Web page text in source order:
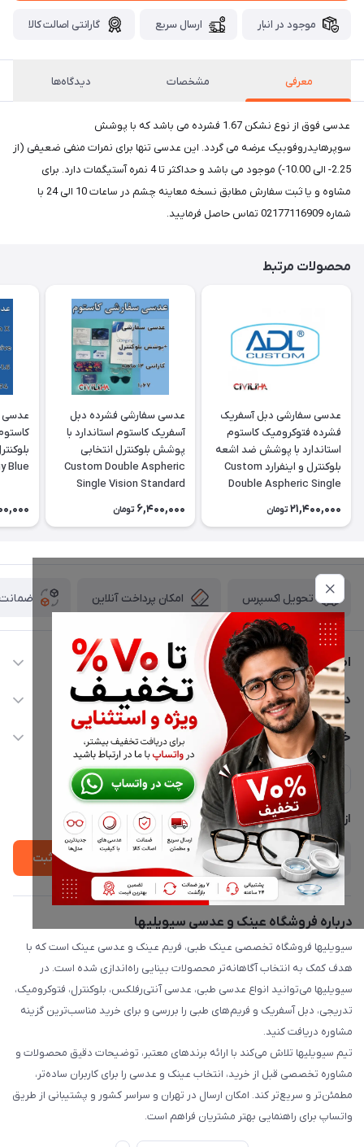
موجود در انبار ارسال سریع گارانتی اصالت کالا
معرفی مشخصات دیدگاه‌ها
عدسی فوق از نوع نشکن 1.67 فشرده می باشد که با پوشش
سوپرهایدروفوبیک عرضه می گردد. این عدسی تنها برای نمرات منفی ضعیفی (از
2.25- الی 10.00-) موجود می باشد و حداکثر تا 4 نمره آستیگمات دارد. برای
مشاوه و یا ثبت سفارش مطابق نسخه معاینه چشم در ساعات 10 الی 24 با
شماره 02177116909 تماس حاصل فرمایید.
محصولات مرتبط
عدسی سفارشی دبل آسفریک
فشرده فتوکرومیک کاستوم
استاندارد با پوشش ضد اشعه
بلوکنترل و اینفرارد Custom
Double Aspheric Single
Vision Standard 1.67
Photocromic Spin-Coated
21,400,000 تومان
عدسی سفارشی فشرده دبل
آسفریک کاستوم استاندارد با
پوشش بلوکنترل انتخابی
Custom Double Aspheric
Single Vision Standard
1.67 Organic
6,400,000 تومان
عدسی
Blue
تحویل اکسپرس امکان پرداخت آنلاین ضمانت
اطلاعات تماس
02177116909
info@civiliha.com
ارسال فوری در تهران + ارسال به سراسر کشور
دسترسی سریع
حساب کاربری
مجله فروشگاه
لیست محصولات
درباره ما
خدمات مشتریان
حریم خصوصی
پشتیبانی واتساپ 09397003162
از جدید‌ترین تخفیف‌ها با‌ خبر شوید
ثبت
درباره فروشگاه عینک و عدسی سیویلیها
سیویلیها فروشگاه تخصصی عینک طبی، فریم عینک و عدسی عینک است که با
هدف کمک به انتخاب آگاهانه‌تر محصولات بینایی راه‌اندازی شده است. در
سیویلیها می‌توانید انواع عدسی طبی، عدسی آنتی‌رفلکس، بلوکنترل، فتوکرومیک،
تدریجی، دبل آسفریک و فریم‌های طبی را بررسی و برای خرید مناسب‌ترین گزینه
مشاوره دریافت کنید.
تیم سیویلیها تلاش می‌کند با ارائه برندهای معتبر، توضیحات دقیق محصولات و
مشاوره تخصصی قبل از خرید، انتخاب عینک و عدسی را برای کاربران ساده‌تر،
مطمئن‌تر و سریع‌تر کند. امکان ارسال در تهران و سراسر کشور و پشتیبانی از طریق
واتساپ برای راهنمایی بهتر مشتریان فراهم است.